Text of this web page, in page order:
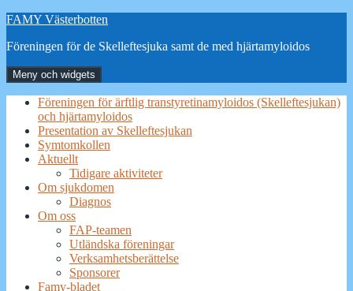
Hoppa
innehåll
FAMY Västerbotten
Föreningen för de Skelleftesjuka samt de med hjärtamyloidos
Meny och widgets
Föreningen för ärftlig transtyretinamyloidos (Skelleftesjukan)
och hjärtamyloidos
Presentation av Skelleftesjukan
Symtomkollen
Aktuellt
Tidigare aktiviteter
Om sjukdomen
Diagnos
Om oss
FAP-teamen
Utländska föreningar
Verksamhetsberättelse
Sponsorer
Famy-bladet